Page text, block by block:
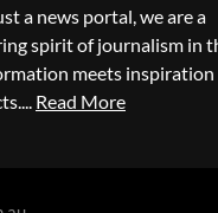
a news portal, we are a
spirit of journalism in
meets inspiration
Read More